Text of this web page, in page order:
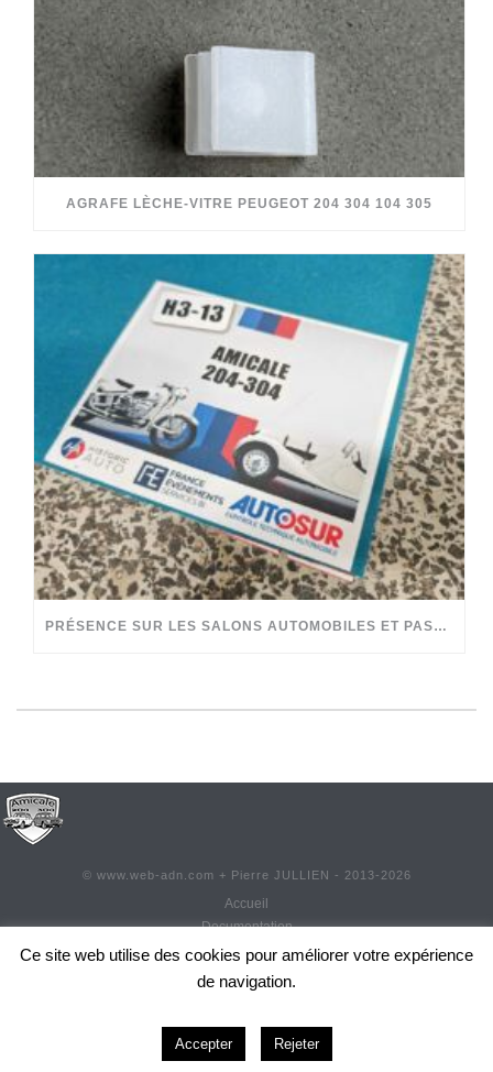
AGRAFE LÈCHE-VITRE PEUGEOT 204 304 104 305
PRÉSENCE SUR LES SALONS AUTOMOBILES ET PASSION PARTAGÉE
© www.web-adn.com + Pierre JULLIEN - 2013- 2026
Accueil
Documentation
Contact
Adhésion
Mentions légales
CGU
Ce site web utilise des cookies pour améliorer votre expérience
de navigation.
Accepter Rejeter